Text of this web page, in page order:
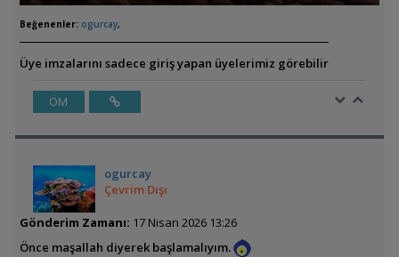
Beğenenler: ogurcay,
Üye imzalarını sadece giriş yapan üyelerimiz görebilir
ÖM
ogurcay
Çevrim Dışı
Gönderim Zamanı: 17 Nisan 2026 13:26
Önce maşallah diyerek başlamalıyım.